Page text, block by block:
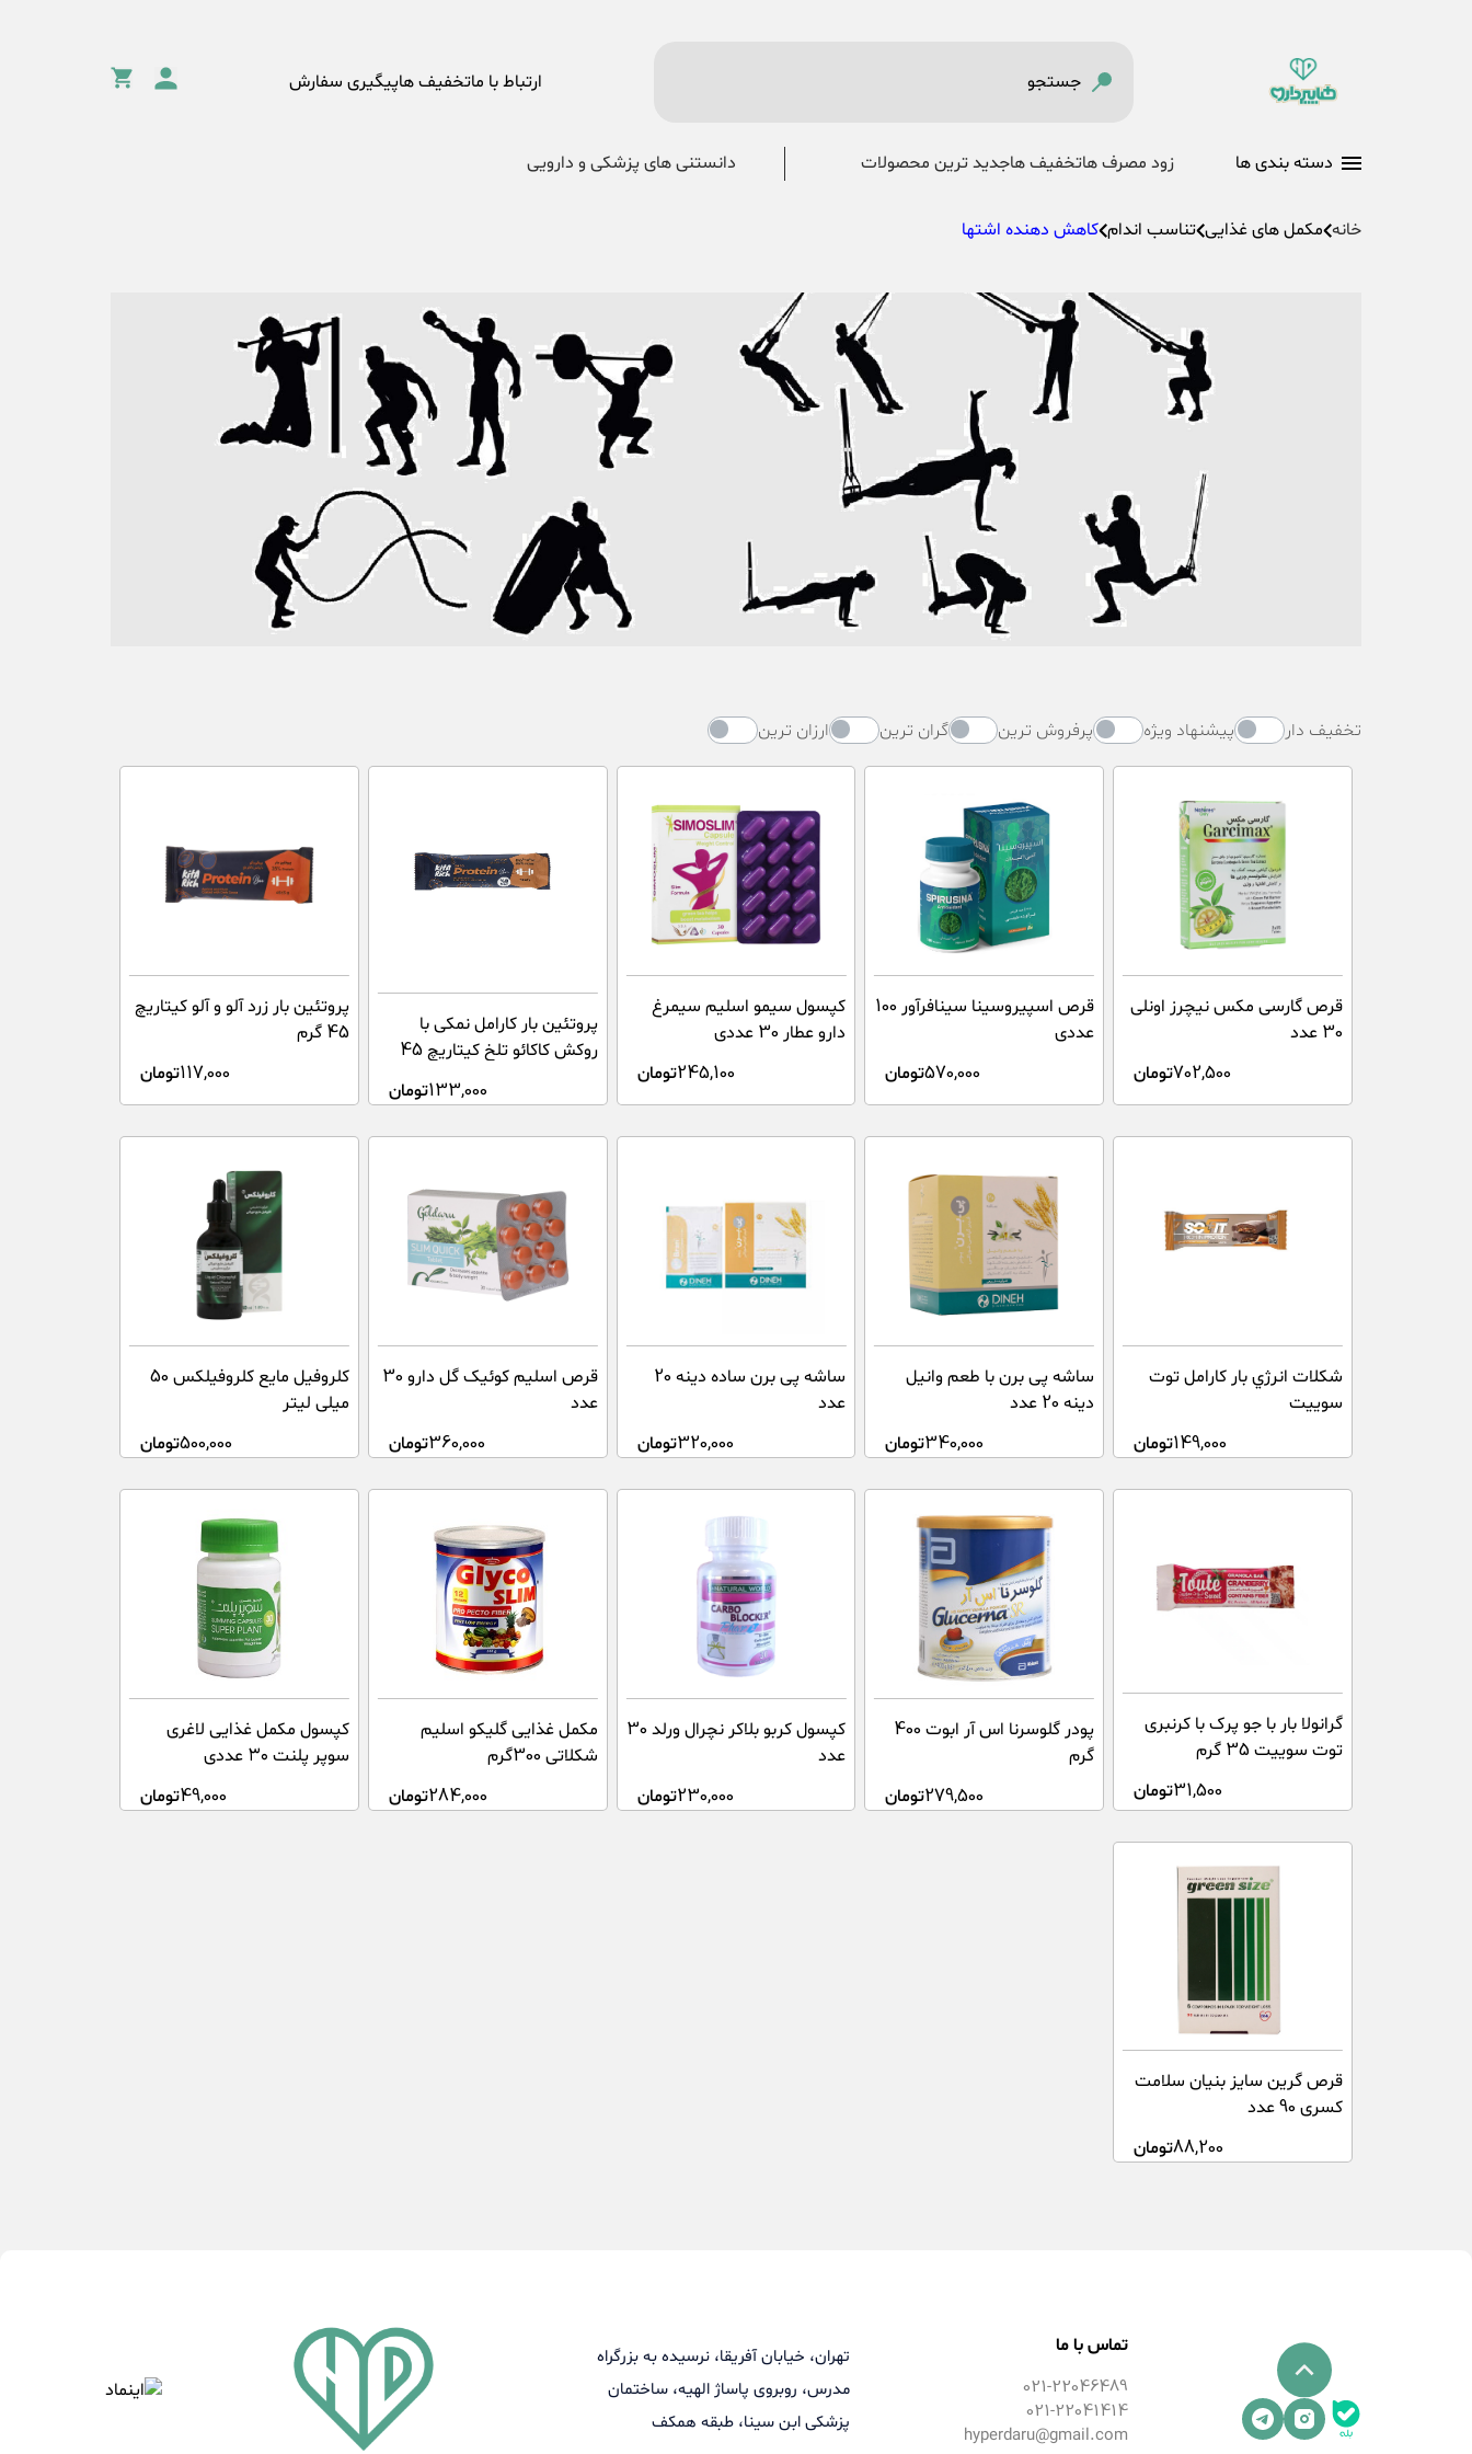
ارتباط با ماتخفیف هاپیگیری سفارش
دسته بندی ها زود مصرف هاتخفیف هاجدید ترین محصولات دانستنی های پزشکی و دارویی
خانه مکمل های غذایی تناسب اندام کاهش دهنده اشتها
تخفیف دار پیشنهاد ویژه پرفروش ترین گران ترین ارزان ترین
قرص گارسی مکس نیچرز اونلی
30 عدد
702,500تومان
قرص اسپیروسینا سینافرآور 100
عددی
570,000تومان
کپسول سیمو اسلیم سیمرغ
دارو عطار 30 عددی
245,100تومان
پروتئین بار کارامل نمکی با
روکش کاکائو تلخ کیتاریچ 45
133,000تومان
پروتئین بار زرد آلو و آلو کیتاریچ
45 گرم
117,000تومان
شکلات انرژي بار کارامل توت
سوييت
149,000تومان
ساشه پی برن با طعم وانیل
دینه 20 عدد
340,000تومان
ساشه پی برن ساده دینه 20
عدد
320,000تومان
قرص اسلیم کوئیک گل دارو 30
عدد
360,000تومان
کلروفیل مایع کلروفیلکس 50
میلی لیتر
500,000تومان
گرانولا بار با جو پرک با کرنبری
توت سوییت 35 گرم
31,500تومان
پودر گلوسرنا اس آر ابوت 400
گرم
279,500تومان
کپسول کربو بلاکر نچرال ورلد 30
عدد
230,000تومان
مکمل غذایی گلیکو اسلیم
شکلاتی 300گرم
284,000تومان
کپسول مکمل غذایی لاغری
سوپر پلنت ۳۰ عددی
49,000تومان
قرص گرین سایز بنیان سلامت
کسری 90 عدد
88,200تومان
تماس با ما
021-22046489
021-22041414
hyperdaru@gmail.com
تهران، خیابان آفریقا، نرسیده به بزرگراه
مدرس، روبروی پاساژ الهیه، ساختمان
پزشکی ابن سینا، طبقه همکف